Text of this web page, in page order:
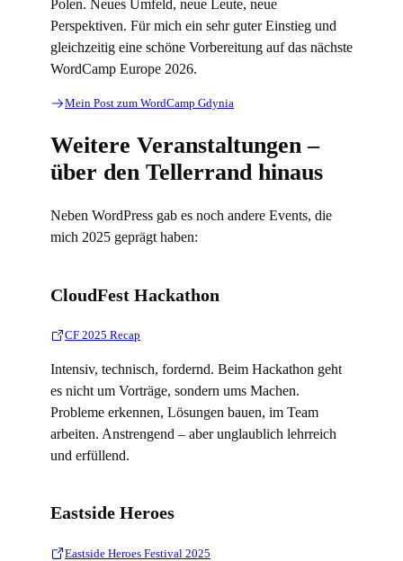
Polen. Neues Umfeld, neue Leute, neue
Perspektiven. Für mich ein sehr guter Einstieg und
gleichzeitig eine schöne Vorbereitung auf das nächste
WordCamp Europe 2026.
Mein Post zum WordCamp Gdynia
Weitere Veranstaltungen –
über den Tellerrand hinaus
Neben WordPress gab es noch andere Events, die
mich 2025 geprägt haben:
CloudFest Hackathon
CF 2025 Recap
Intensiv, technisch, fordernd. Beim Hackathon geht
es nicht um Vorträge, sondern ums Machen.
Probleme erkennen, Lösungen bauen, im Team
arbeiten. Anstrengend – aber unglaublich lehrreich
und erfüllend.
Eastside Heroes
Eastside Heroes Festival 2025